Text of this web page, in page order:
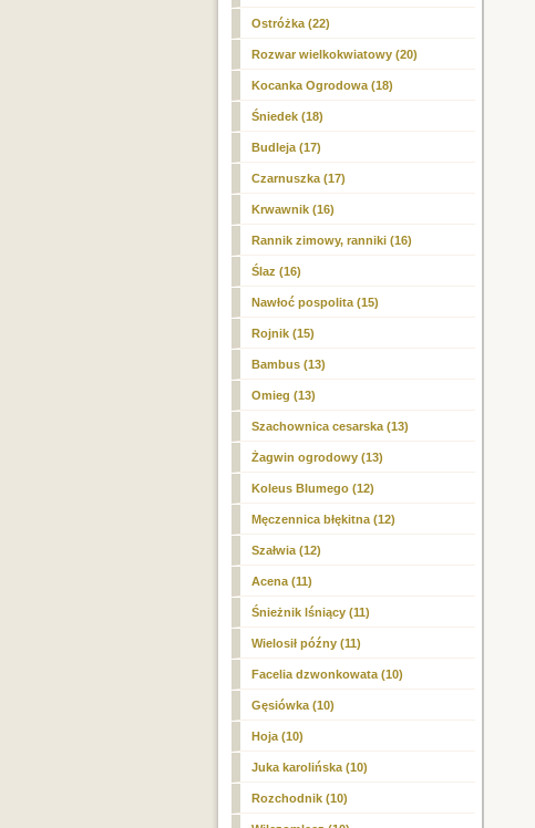
Ostróżka (22)
Rozwar wielkokwiatowy (20)
Kocanka Ogrodowa (18)
Śniedek (18)
Budleja (17)
Czarnuszka (17)
Krwawnik (16)
Rannik zimowy, ranniki (16)
Ślaz (16)
Nawłoć pospolita (15)
Rojnik (15)
Bambus (13)
Omieg (13)
Szachownica cesarska (13)
Żagwin ogrodowy (13)
Koleus Blumego (12)
Męczennica błękitna (12)
Szałwia (12)
Acena (11)
Śnieżnik lśniący (11)
Wielosił późny (11)
Facelia dzwonkowata (10)
Gęsiówka (10)
Hoja (10)
Juka karolińska (10)
Rozchodnik (10)